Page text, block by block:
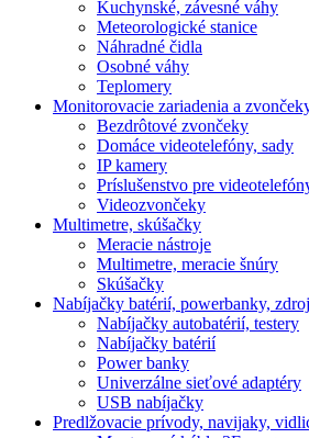
Kuchynské, závesné váhy
Meteorologické stanice
Náhradné čidla
Osobné váhy
Teplomery
Monitorovacie zariadenia a
Bezdrôtové zvončeky
Domáce videotelefóny, sady
IP kamery
Príslušenstvo pre
Videozvončeky
Multimetre, skúšačky
Meracie nástroje
Multimetre, meracie šnúry
Skúšačky
Nabíjačky batérií, powerbanky,
Nabíjačky autobatérií, testery
Nabíjačky batérií
Power banky
Univerzálne sieťové adaptéry
USB nabíjačky
Predlžovacie prívody, navijaky,